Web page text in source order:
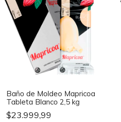
Baño de Moldeo Mapricoa
Tableta Blanco 2,5 kg
$23.999,99